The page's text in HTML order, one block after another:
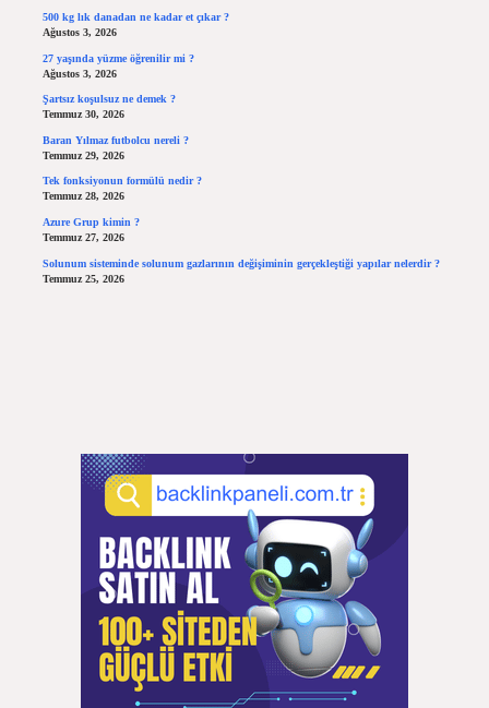
500 kg lık danadan ne kadar et çıkar ?
Ağustos 3, 2026
27 yaşında yüzme öğrenilir mi ?
Ağustos 3, 2026
Şartsız koşulsuz ne demek ?
Temmuz 30, 2026
Baran Yılmaz futbolcu nereli ?
Temmuz 29, 2026
Tek fonksiyonun formülü nedir ?
Temmuz 28, 2026
Azure Grup kimin ?
Temmuz 27, 2026
Solunum sisteminde solunum gazlarının değişiminin gerçekleştiği yapılar nelerdir ?
Temmuz 25, 2026